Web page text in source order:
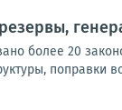
более 20
поправки